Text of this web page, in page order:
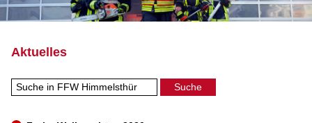
Aktuelles